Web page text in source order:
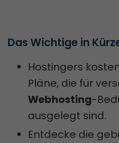
Das Wichtige in
Hostingers
Pläne, die für
Webhosting-
ausgelegt sind.
Entdecke die